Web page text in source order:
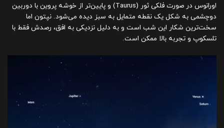
اورانوس در صورت فلکی ثور (Taurus) و پایین‌تر از خوشه پروین با دوربین
دوچشمی به شکل یک نقطه متمایل به سبز دیده می‌شود. نپتون اما
سخت‌ترین شکار این شب است و به دلیل نزدیکی به افق، رصدش فقط با
تلسکوپ و تجربه بالا ممکن است.